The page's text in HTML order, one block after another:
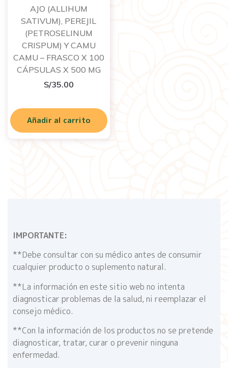
AJO (ALLIHUM
SATIVUM), PEREJIL
(PETROSELINUM
CRISPUM) Y CAMU
CAMU – FRASCO X 100
CÁPSULAS X 500 MG
S/35.00
Añadir al carrito
IMPORTANTE:
**Debe consultar con su médico antes de consumir
cualquier producto o suplemento natural.
**La información en este sitio web no intenta
diagnosticar problemas de la salud, ni reemplazar el
consejo médico.
**Con la información de los productos no se pretende
diagnosticar, tratar, curar o prevenir ninguna
enfermedad.